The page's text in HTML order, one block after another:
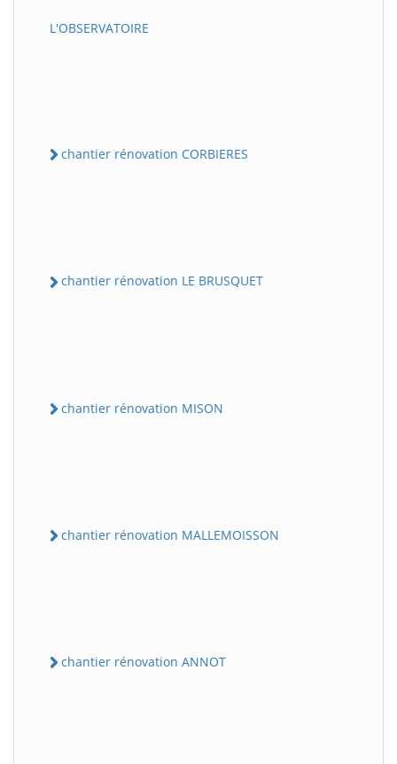
L'OBSERVATOIRE
chantier rénovation CORBIERES
chantier rénovation LE BRUSQUET
chantier rénovation MISON
chantier rénovation MALLEMOISSON
chantier rénovation ANNOT